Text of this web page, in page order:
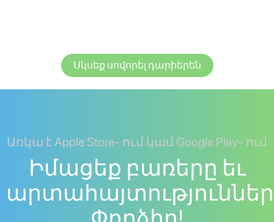
Սկսեք սովորել դարիերեն
Առկա է Apple Store- ում կամ Google Play- ում
Իմացեք բառերը եւ